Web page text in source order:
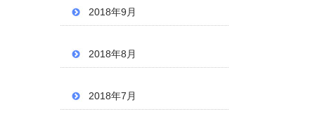
2018年9月
2018年8月
2018年7月